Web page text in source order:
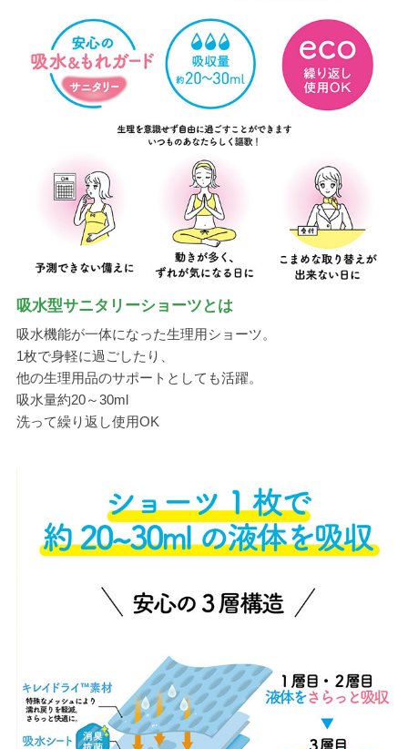
吸水型サニタリーショーツとは
吸水機能が一体になった生理用ショーツ。
1枚で身軽に過ごしたり、
他の生理用品のサポートとしても活躍。
吸水量約20～30ml
洗って繰り返し使用OK